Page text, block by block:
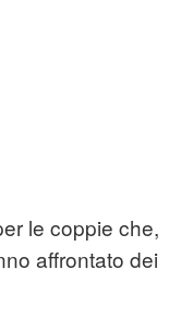
le coppie che,
affrontato dei